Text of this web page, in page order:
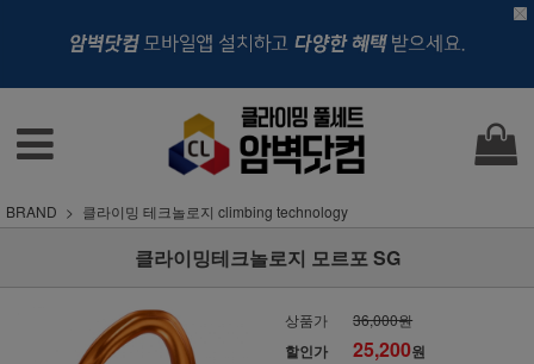
BRAND 클라이밍 테크놀로지 climbing technology
클라이밍테크놀로지 모르포 SG
상품가 36,000원
할인가 25,200원